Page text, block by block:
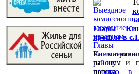
Главы
прошло в
на шум и
потока